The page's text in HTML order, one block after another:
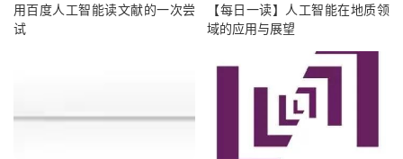
用百度人工智能读文献的一次尝
试
【每日一读】人工智能在地质领
域的应用与展望